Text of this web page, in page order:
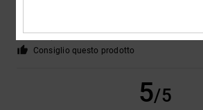
Consiglio questo prodotto
5/5